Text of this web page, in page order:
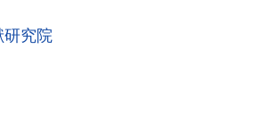
研究院